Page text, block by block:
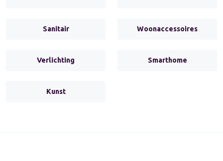
Sanitair Woonaccessoires
Verlichting Smarthome
Kunst